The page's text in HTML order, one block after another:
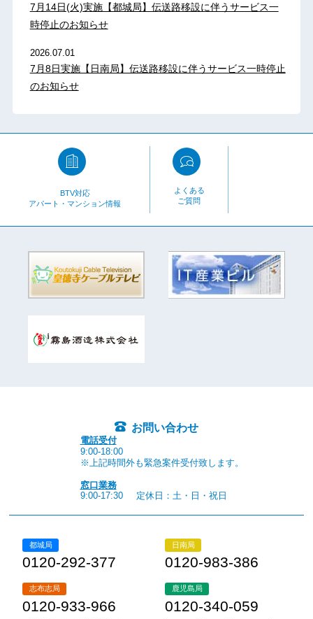
7月14日(火)実施【都城局】伝送路移設に伴うサービス一
時停止のお知らせ
2026.07.01
7月8日実施【日南局】伝送路移設に伴うサービス一時停止
のお知らせ
BTV対応
アパート・マンション情報
よくある
ご質問
お問い合わせ
電話受付
9:00-18:00
※上記時間外も緊急案件受付致します。
窓口業務
9:00-17:30
定休日：土・日・祝日
都城局
0120-292-377
日南局
0120-983-386
志布志局
0120-933-966
鹿児島局
0120-340-059